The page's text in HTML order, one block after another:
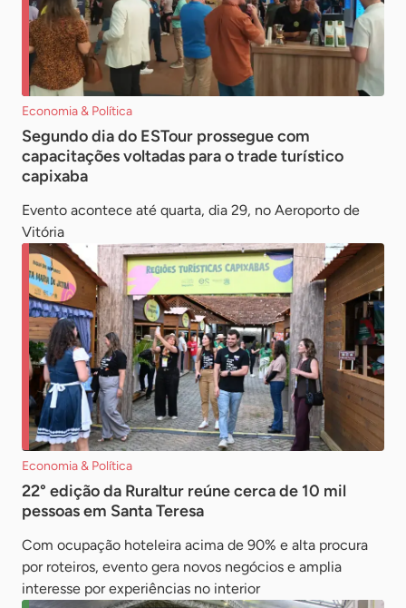
Economia & Política
Segundo dia do ESTour prossegue com
capacitações voltadas para o trade turístico
capixaba
Evento acontece até quarta, dia 29, no Aeroporto de
Vitória
Economia & Política
22° edição da Ruraltur reúne cerca de 10 mil
pessoas em Santa Teresa
Com ocupação hoteleira acima de 90% e alta procura
por roteiros, evento gera novos negócios e amplia
interesse por experiências no interior